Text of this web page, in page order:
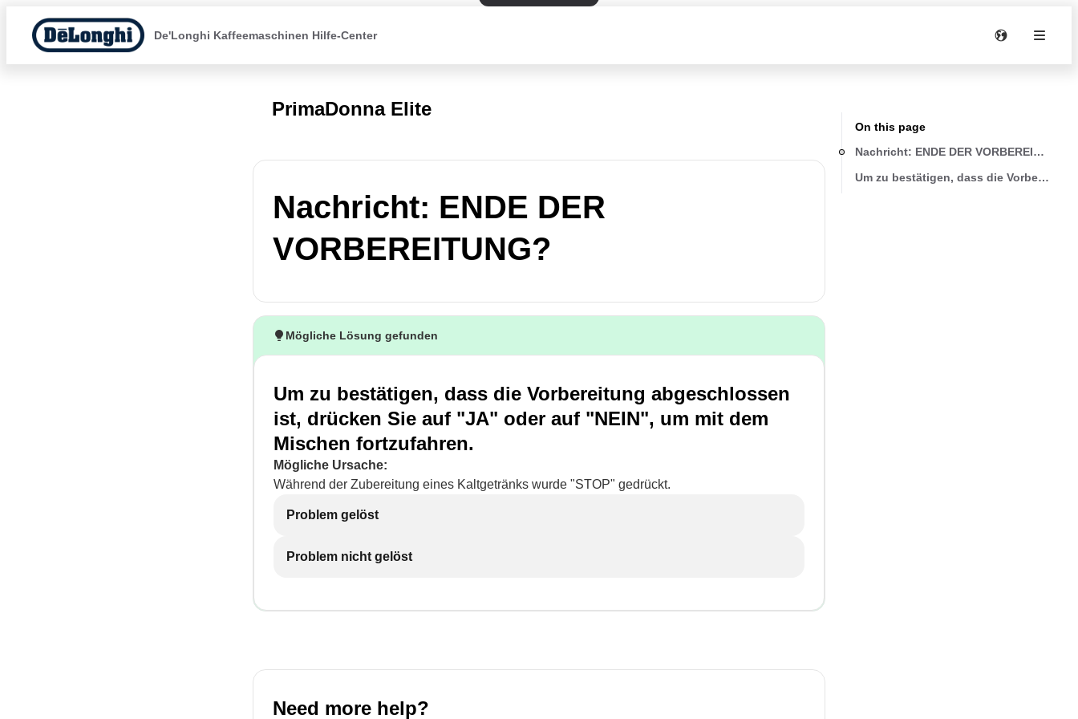
De'Longhi Kaffeemaschinen Hilfe-Center
PrimaDonna Elite
Nachricht: ENDE DER
VORBEREITUNG?
Mögliche Lösung gefunden
Um zu bestätigen, dass die Vorbereitung abgeschlossen
ist, drücken Sie auf "JA" oder auf "NEIN", um mit dem
Mischen fortzufahren.
Mögliche Ursache:
Während der Zubereitung eines Kaltgetränks wurde "STOP" gedrückt.
Problem gelöst
Problem nicht gelöst
Need more help?
On this page
Nachricht: ENDE DER VORBEREITUNG?
Um zu bestätigen, dass die